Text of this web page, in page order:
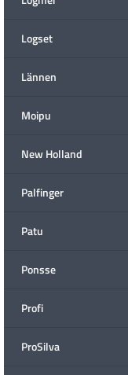
Logset
Lännen
Moipu
New Holland
Palfinger
Patu
Ponsse
Profi
ProSilva